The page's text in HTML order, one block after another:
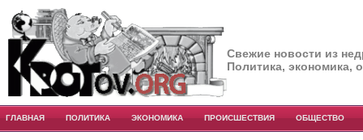
Свежие новости из
Политика, экономика,
ГЛАВНАЯ ПОЛИТИКА ЭКОНОМИКА ПРОИСШЕСТВИЯ ОБЩЕСТВО